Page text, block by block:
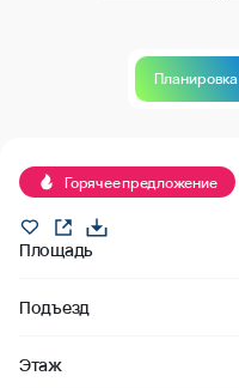
Планировка
Горячее предложение
Площадь
Подъезд
Этаж